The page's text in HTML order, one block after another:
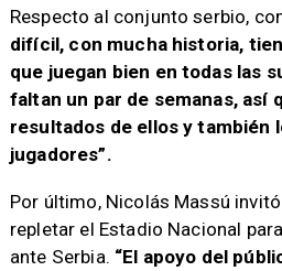
Respecto al conjunto serbio,
difícil, con mucha historia,
que juegan bien en todas las
faltan un par de semanas, así
resultados de ellos y también
jugadores”.
Por último, Nicolás Massú
repletar el Estadio Nacional
ante Serbia. “El apoyo del